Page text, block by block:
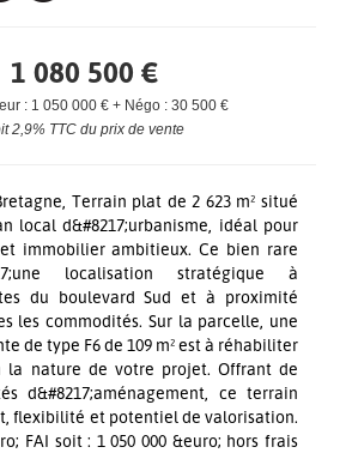
1 080 500 €
: 1 050 000 € + Négo : 30 500 €
2,9% TTC du prix de vente
Terrain plat de 2 623 m² situé
local d&#8217;urbanisme, idéal pour
immobilier ambitieux. Ce bien rare
localisation stratégique à
du boulevard Sud et à proximité
les commodités. Sur la parcelle, une
de type F6 de 109 m² est à réhabiliter
la nature de votre projet. Offrant de
d&#8217;aménagement, ce terrain
flexibilité et potentiel de valorisation.
FAI soit : 1 050 000 &euro; hors frais